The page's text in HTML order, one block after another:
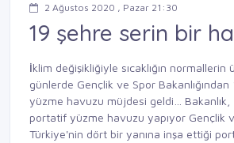
2 Ağustos 2020 , Pazar 21:30
19 şehre serin bir
İklim değişikliğiyle sıcaklığın normallerin
günlerde Gençlik ve Spor
yüzme havuzu müjdesi geldi…
portatif yüzme havuzu yapıyor Gençlik
Türkiye'nin dört bir yanına inşa ettiği